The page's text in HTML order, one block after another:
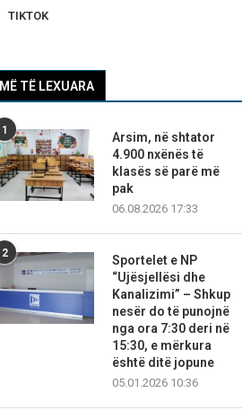
TIKTOK
MË TË LEXUARA
1
Arsim, në shtator
4.900 nxënës të
klasës së parë më
pak
06.08.2026 17:33
2
Sportelet e NP
“Ujësjellësi dhe
Kanalizimi” – Shkup
nesër do të punojnë
nga ora 7:30 deri në
15:30, e mërkura
është ditë jopune
05.01.2026 10:36